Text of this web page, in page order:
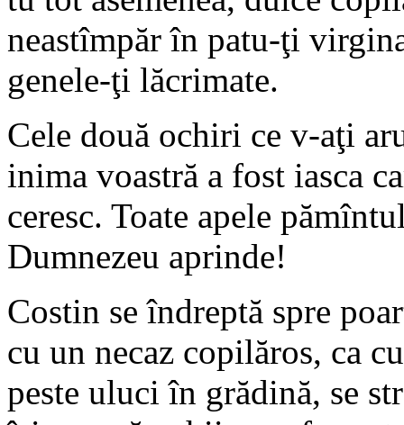
neastîmpăr în patu-ţi
genele-ţi lăcrimate.
Cele două ochiri ce v-aţi
inima voastră a fost iasca
ceresc. Toate apele
Dumnezeu aprinde!
Costin se îndreptă spre
cu un necaz copilăros, ca
peste uluci în grădină, se